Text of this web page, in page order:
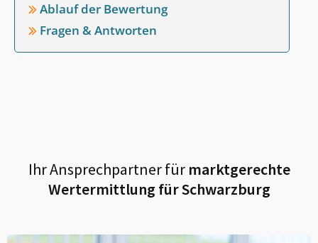
Ablauf der Bewertung
Fragen & Antworten
Ihr Ansprechpartner fürmarktgerechte
Wertermittlung fürSchwarzburg